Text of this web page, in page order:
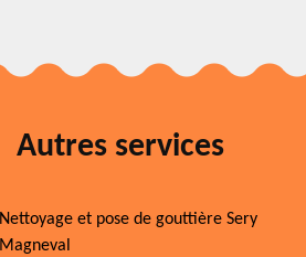
Autres services
Nettoyage et pose de gouttière Sery
Magneval